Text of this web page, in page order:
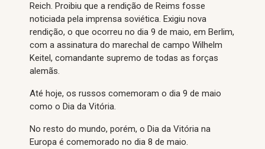
Reich. Proibiu que a rendição de Reims fosse
noticiada pela imprensa soviética. Exigiu nova
rendição, o que ocorreu no dia 9 de maio, em Berlim,
com a assinatura do marechal de campo Wilhelm
Keitel, comandante supremo de todas as forças
alemãs.
Até hoje, os russos comemoram o dia 9 de maio
como o Dia da Vitória.
No resto do mundo, porém, o Dia da Vitória na
Europa é comemorado no dia 8 de maio.